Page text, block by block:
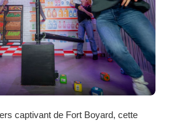
captivant de Fort Boyard, cette